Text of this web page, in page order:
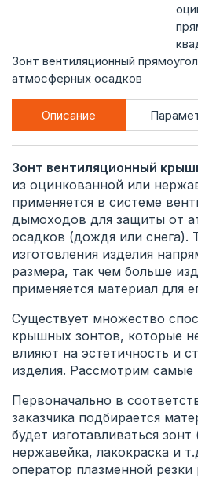
Зонт вентиляционный
атмосферных осадков
Описание
Зонт вентиляционный
из оцинкованной или
применяется в системе
дымоходов для защиты от
осадков (дождя или снега).
изготовления изделия
размера, так чем больше
применяется материал для
Существует множество
крышных зонтов, которые
влияют на эстетичность и
изделия. Рассмотрим самые
Первоначально в
заказчика подбирается
будет изготавливаться
нержавейка, лакокраска и
оператор плазменной резки